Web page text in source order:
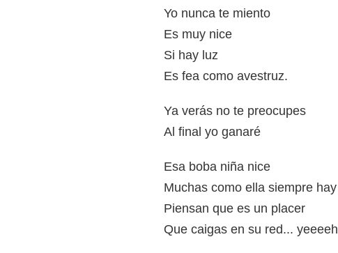
Yo nunca te miento
Es muy nice
Si hay luz
Es fea como avestruz.
Ya verás no te preocupes
Al final yo ganaré
Esa boba niña nice
Muchas como ella siempre hay
Piensan que es un placer
Que caigas en su red... yeeeeh